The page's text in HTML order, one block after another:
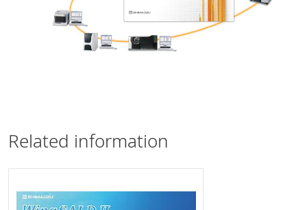
Related information